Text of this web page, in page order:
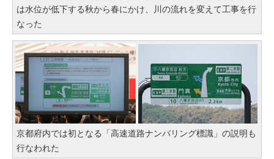
は水位が低下する秋から春にかけ、川の流れを変えて工事を行
なった
京都府内では初となる「高速道路ナンバリング標識」の説明も
行なわれた